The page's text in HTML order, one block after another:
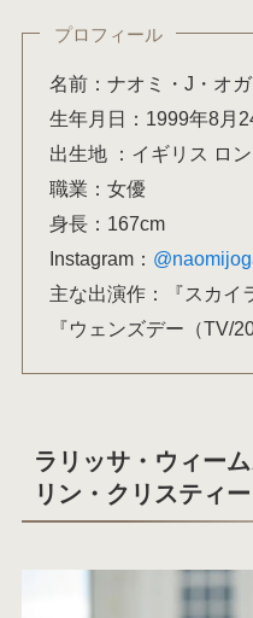
プロフィール
名前：ナオミ・J・オ
生年月日：1999年8月
出生地 ：イギリス ロ
職業：女優
身長：167cm
Instagram：
主な出演作：『スカイ
『ウェンズデー（TV/
ラリッサ・ウィー
リン・クリスティー